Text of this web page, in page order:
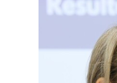
Consulter
Berchem-
la ligne 9 a repris